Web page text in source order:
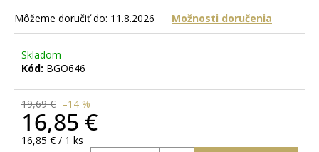
Môžeme doručiť do: 11.8.2026 Možnosti doručenia
Skladom
Kód: BGO646
19,69 € –14 %
16,85 €
Jednotková
16,85 € / 1 ks
r
ú
a
m
e
OCEĽOVÁ
RETIAZKA